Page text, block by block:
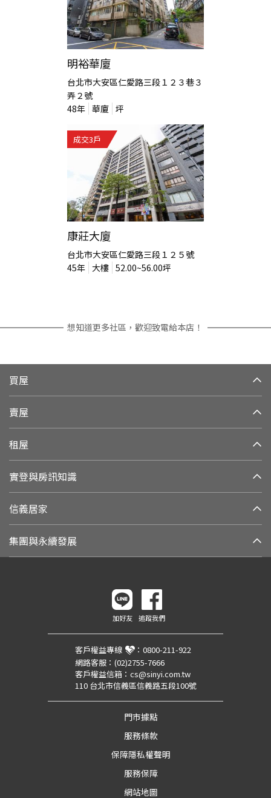
明裕華廈
台北市大安區仁愛路三段１２３巷３
弄２號
48年 華廈 坪
成交3戶
康莊大廈
台北市大安區仁愛路三段１２５號
45年 大樓 52.00~56.00坪
想知道更多社區，歡迎致電給本店！
買屋
賣屋
租屋
實登與房訊知識
信義居家
集團與永續發展
加好友 追蹤我們
客戶權益專線 ： 0800-211-922
網路客服： (02)2755-7666
客戶權益信箱： cs@sinyi.com.tw
110 台北市信義區信義路五段100號
門市據點
服務條款
保障隱私權聲明
服務保障
網站地圖